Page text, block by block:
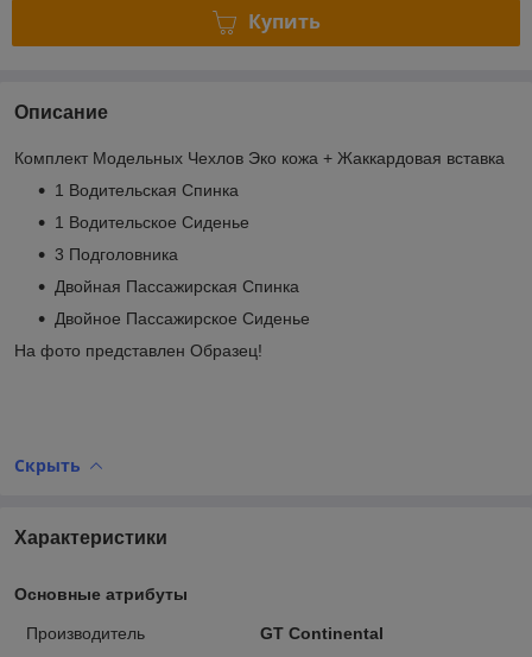
Купить
Описание
Комплект Модельных Чехлов Эко кожа + Жаккардовая вставка
1 Водительская Спинка
1 Водительское Сиденье
3 Подголовника
Двойная Пассажирская Спинка
Двойное Пассажирское Сиденье
На фото представлен Образец!
Скрыть
Характеристики
Основные атрибуты
Производитель
GT Continental